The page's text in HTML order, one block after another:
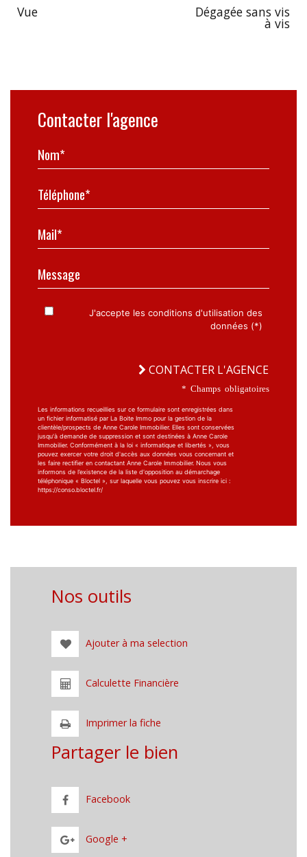
Vue
Dégagée sans vis
à vis
Contacter l'agence
Nom*
Téléphone*
Mail*
Message
J'accepte les conditions d'utilisation des
données (*)
CONTACTER L'AGENCE
* Champs obligatoires
Les informations recueillies sur ce formulaire sont enregistrées dans
un fichier informatisé par La Boite Immo pour la gestion de la
clientèle/prospects de Anne Carole Immobilier. Elles sont conservées
jusqu'à demande de suppression et sont destinées à Anne Carole
Immobilier. Conformément à la loi « informatique et libertés », vous
pouvez exercer votre droit d'accès aux données vous concernant et
les faire rectifier en contactant Anne Carole Immobilier. Nous vous
informons de l’existence de la liste d'opposition au démarchage
téléphonique « Bloctel », sur laquelle vous pouvez vous inscrire ici :
https://conso.bloctel.fr/
Nos outils
Ajouter à ma selection
Calculette Financière
Imprimer la fiche
Partager le bien
Facebook
Google +